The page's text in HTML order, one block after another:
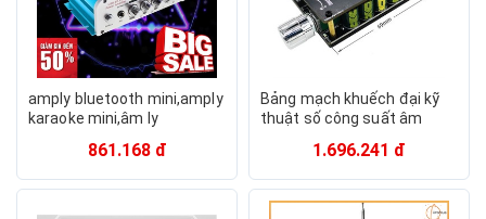
amply bluetooth mini,amply
karaoke mini,âm ly
hú,Bảo hành 12 tháng
861.168 đ
Bảng mạch khuếch đại kỹ
thuật số công suất âm
ZK-1002L 5.0 100W
1.696.241 đ